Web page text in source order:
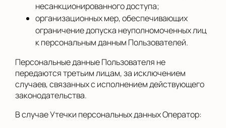
несанкционированного доступа;
организационных мер, обеспечивающих
ограничение допуска неуполномоченных лиц
к персональным данным Пользователей.
Персональные данные Пользователя не
передаются третьим лицам, за исключением
случаев, связанных с исполнением действующего
законодательства.
В случае Утечки персональных данных Оператор: